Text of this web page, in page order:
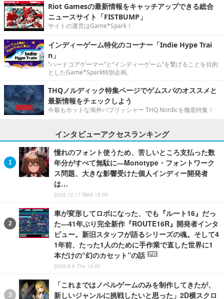
Riot Gamesの最新情報をキャッチアップできる総合
ニュースサイト「FISTBUMP」
サイトの運営はGame*Spark！
インディーゲーム特化のコーナー「Indie Hype Trai
n」
“ハードコアゲーマー”と“インディーゲーム”を繋げることを目的
としたGame*Spark特別企画。
THQノルディック特集ページでゲムスパのオススメと
最新情報をチェックしよう
今最もホットな海外パブリッシャー THQ Nordicを徹底特集！
インタビューアクセスランキング
憧れのフォント使うため、苦しいところ支払った数
年分がすべて無駄に―Monotype・フォントワーク
ス問題、大きな影響受けた個人インディー開発者
は…
2025.12.17 Wed 18:00
車が変形してロボになった、でも『ルート16』だっ
た―41年ぶり完全新作『ROUTE16R』開発者インタ
ビュー。新旧スタッフが語るシリーズの魂。そして4
1年前、たった1人のために手作業で直した世界に1
本だけの“幻のカセット”の話
PR
2026.8.6 Thu 12:00
「これまではノベルゲームのみを制作してきたが、
新しいジャンルに挑戦したいと思った」2D横スクロ